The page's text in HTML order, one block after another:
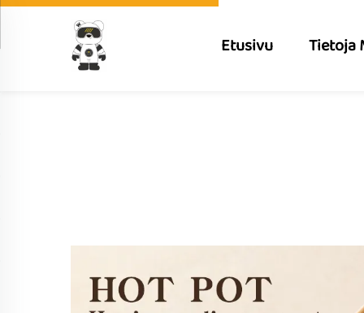
Etusivu Tietoja